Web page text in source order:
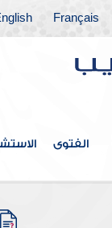
Français
الفتوى